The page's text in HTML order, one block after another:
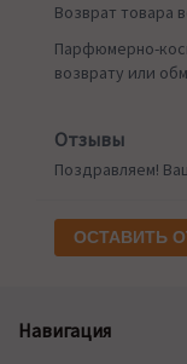
Возврат товара
Парфюмерно-
возврату или
Отзывы
Поздравляем!
ОСТАВИТЬ
Навигация